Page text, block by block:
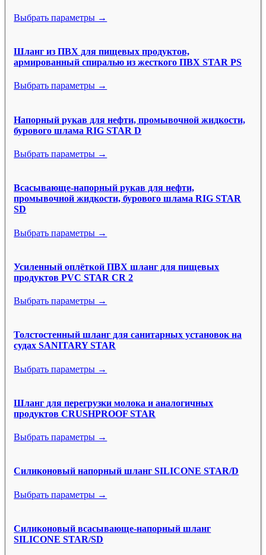
Выбрать параметры →
Шланг из ПВХ для пищевых продуктов,
армированный спиралью из жесткого ПВХ STAR PS
Выбрать параметры →
Напорный рукав для нефти, промывочной жидкости,
бурового шлама RIG STAR D
Выбрать параметры →
Всасывающе-напорный рукав для нефти,
промывочной жидкости, бурового шлама RIG STAR
SD
Выбрать параметры →
Усиленный оплёткой ПВХ шланг для пищевых
продуктов PVC STAR CR 2
Выбрать параметры →
Толстостенный шланг для санитарных установок на
судах SANITARY STAR
Выбрать параметры →
Шланг для перегрузки молока и аналогичных
продуктов CRUSHPROOF STAR
Выбрать параметры →
Силиконовый напорный шланг SILICONE STAR/D
Выбрать параметры →
Силиконовый всасывающе-напорный шланг
SILICONE STAR/SD